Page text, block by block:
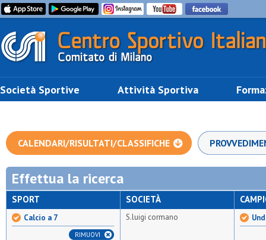
Società Sportive Attività Sportiva
CALENDARI/RISULTATI/CLASSIFICHE
Effettua la ricerca
SPORT
Calcio a 7
RIMUOVI
SOCIETÀ
S.luigi cormano